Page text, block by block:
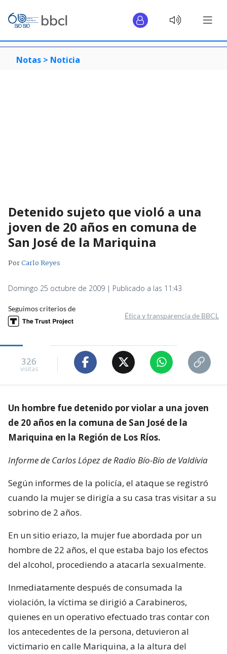
Notas > Noticia
Detenido sujeto que violó a una
joven de 20 años en comuna de
San José de la Mariquina
PorCarlo Reyes
Domingo 25 octubre de 2009 | Publicado a las 11:43
Seguimos criterios de
Ética y transparencia de BBCL
326
visitas
Un hombre fue detenido por violar a una joven
de 20 años en la comuna de San José de la
Mariquina en la Región de Los Ríos.
Informe de Carlos López de Radio Bío-Bío de Valdivia
Según informes de la policía, el ataque se registró
cuando la mujer se dirigía a su casa tras visitar a su
sobrino de 2 años.
En un sitio eriazo, la mujer fue abordada por un
hombre de 22 años, el que estaba bajo los efectos
del alcohol, procediendo a atacarla sexualmente.
Inmediatamente después de consumada la
violación, la víctima se dirigió a Carabineros,
quienes en un operativo efectuado tras contar con
los antecedentes de la persona, detuvieron al
victimario en calle Mariquina, a la altura del